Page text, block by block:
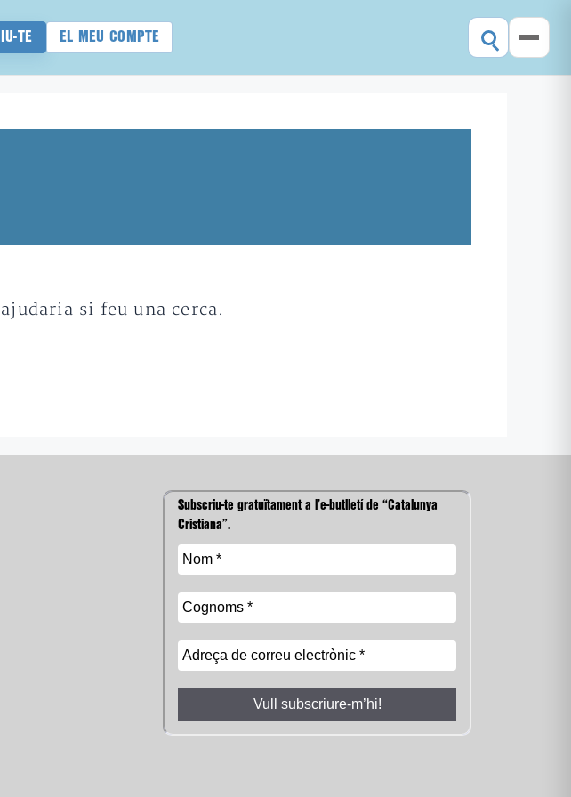
TE EL MEU COMPTE
si feu una cerca.
Subscriu-te gratuïtament a l’e-butlletí de “Catalunya
Cristiana”.